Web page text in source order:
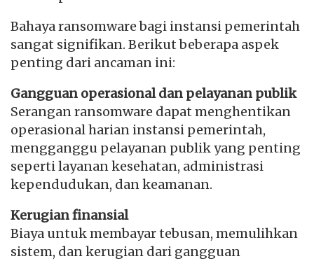
Bahaya ransomware bagi instansi pemerintah
sangat signifikan. Berikut beberapa aspek
penting dari ancaman ini:
Gangguan operasional dan pelayanan publik
Serangan ransomware dapat menghentikan
operasional harian instansi pemerintah,
mengganggu pelayanan publik yang penting
seperti layanan kesehatan, administrasi
kependudukan, dan keamanan.
Kerugian finansial
Biaya untuk membayar tebusan, memulihkan
sistem, dan kerugian dari gangguan